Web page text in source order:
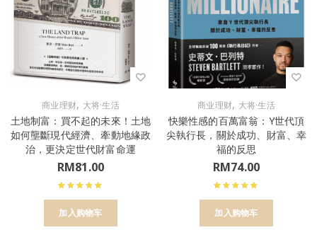
商业理财, 大将·生活
土地制富：買不起的未來！土地
如何壟斷現代經濟、牽動地緣政
治，更決定世代財富命運
RM81.00
加入购物车
商业理财, 大将·生活
快樂性感的百萬富翁：Y世代頂
尖執行長，關於成功、財富、幸
福的反思
RM74.00
加入购物车